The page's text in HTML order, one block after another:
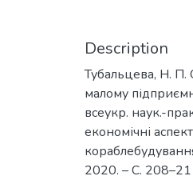
Description
Тубальцева, Н. П.
малому
всеукр. наук.-
економічні
2020. – С.